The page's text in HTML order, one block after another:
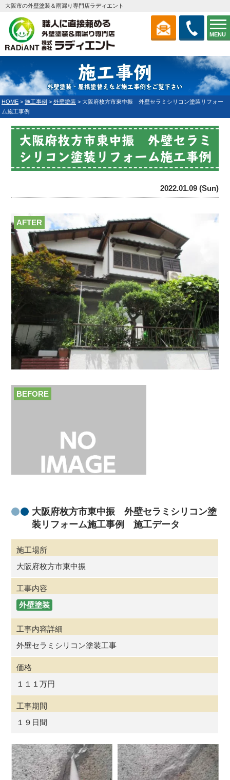
MENU
大阪市の外壁塗装＆雨漏り専門店ラディエント
施工事例
外壁塗装・屋根塗替えなど施工事例をご覧下さい
HOME > 施工事例 > 外壁塗装 > 大阪府枚方市東中振 外壁セラミシリコン塗装リフォー
ム施工事例
大阪府枚方市東中振 外壁セラミ
シリコン塗装リフォーム施工事例
2022.01.09 (Sun)
AFTER
BEFORE
大阪府枚方市東中振 外壁セラミシリコン塗
装リフォーム施工事例 施工データ
施工場所
大阪府枚方市東中振
工事内容
外壁塗装
工事内容詳細
外壁セラミシリコン塗装工事
価格
１１１万円
工事期間
１９日間